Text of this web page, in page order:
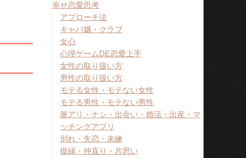
幸せ恋愛思考
アプローチ法
キャバ嬢・クラブ
女心
心理ゲームDE恋愛上手
女性の取り扱い方
男性の取り扱い方
モテる女性・モテない女性
モテる男性・モテない男性
脈アリ・ナシ・出会い・婚活・出産・マ
ッチングアプリ
別れ・失恋・未練
復縁・仲直り・片思い